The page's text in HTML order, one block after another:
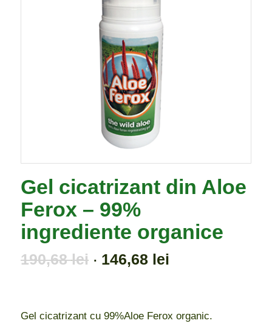
Gel cicatrizant din Aloe
Ferox – 99%
ingrediente organice
190,68lei Prețul
inițial
190,68 lei.
146,68 leiPrețul
Gel cicatrizant cu 99%Aloe Ferox organic.